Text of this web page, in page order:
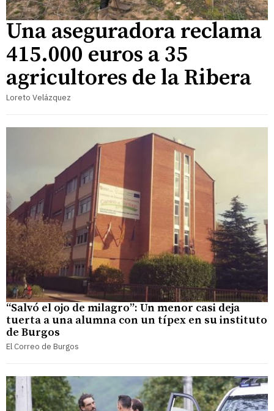
Una aseguradora reclama
415.000 euros a 35
agricultores de la Ribera
Loreto Velázquez
“Salvó el ojo de milagro”: Un menor casi deja
tuerta a una alumna con un típex en su instituto
de Burgos
El Correo de Burgos